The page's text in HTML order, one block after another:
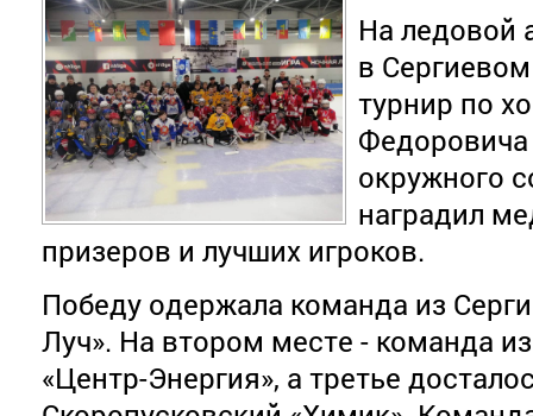
На ледовой
в
турнир по
Федоровича
окружного
наградил
призеров и лучших игроков.
Победу одержала команда из
Луч». На втором месте - команда
«Центр-Энергия», а третье